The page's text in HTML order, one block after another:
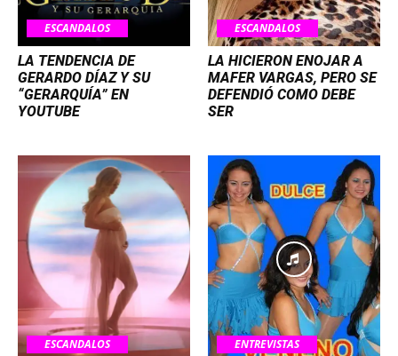
ESCANDALOS
LA TENDENCIA DE
GERARDO DÍAZ Y SU
“GERARQUÍA” EN
YOUTUBE
ESCANDALOS
LA HICIERON ENOJAR A
MAFER VARGAS, PERO SE
DEFENDIÓ COMO DEBE
SER
ESCANDALOS ENTREVISTAS